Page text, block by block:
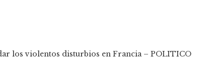
los violentos disturbios en Francia – POLITICO